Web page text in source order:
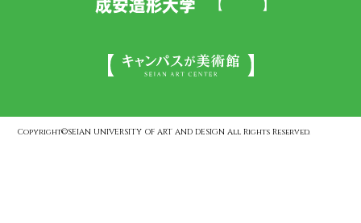
Copyright©SEIAN UNIVERSITY OF ART AND DESIGN All Rights Reserved.